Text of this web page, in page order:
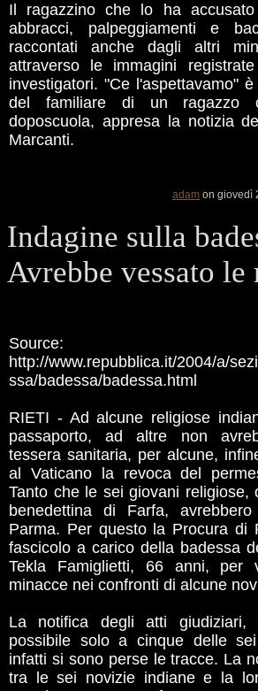
Il ragazzino che lo ha
abbracci, palpeggiamenti e
raccontati anche dagli altri
attraverso le immagini
investigatori. "Ce l'aspettavamo"
del familiare di un ragazzo
doposcuola, appresa la notizia
Marcanti.
adam on giovedì
Indagine sulla
Avrebbe vessato
Source:
http://www.repubblica.it/2004/a/
ssa/badessa/badessa.html
RIETI - Ad alcune religiose
passaporto, ad altre non
tessera sanitaria, per alcune,
al Vaticano la revoca del
Tanto che le sei giovani religiose,
benedettina di Farfa,
Parma. Per questo la Procura di
fascicolo a carico della badessa
Tekla Famiglietti, 66 anni, per
minacce nei confronti di alcune
La notifica degli atti
possibile solo a cinque delle
infatti si sono perse le tracce. La
tra le sei novizie indiane e la